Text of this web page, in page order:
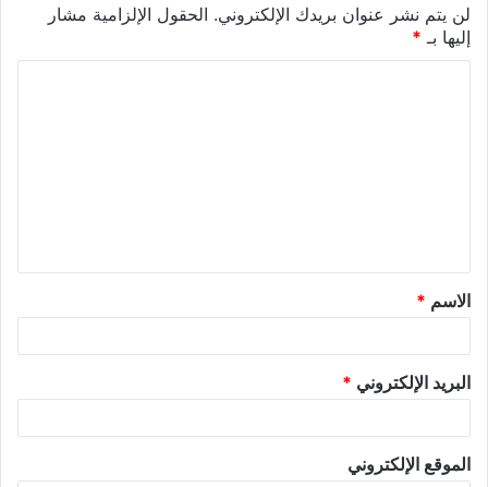
لن يتم نشر عنوان بريدك الإلكتروني. الحقول الإلزامية مشار
إليها بـ *
الاسم *
البريد الإلكتروني *
الموقع الإلكتروني